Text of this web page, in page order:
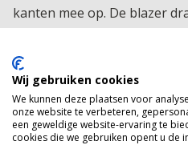
kanten mee op. De blazer
een casual als een meer
een basic top, blouse of jurk
een andere stijl. Een
eindeloos mee kunt
Wij gebruiken cookies
We kunnen deze plaatsen voor
onze website te verbeteren,
een geweldige website-ervaring te
cookies die we gebruiken opent u de